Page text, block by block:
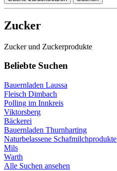
Zucker
Zucker und Zuckerprodukte
Beliebte Suchen
Bauernladen Laussa
Fleisch Dimbach
Polling im Innkreis
Viktorsberg
Bäckerei
Bauernladen Thurnharting
Naturbelassene Schafmilchprodukte
Mils
Warth
Alle Suchen ansehen